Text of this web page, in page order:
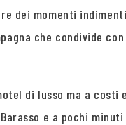
dei momenti
che condivide
di lusso ma a costi
e a pochi minuti